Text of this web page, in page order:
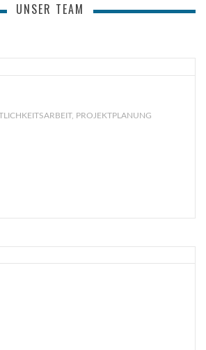
UNSER TEAM
PROJEKTPLANUNG